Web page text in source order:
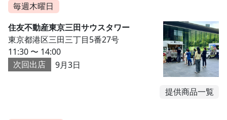
毎週木曜日
住友不動産東京三田サウスタワー
東京都港区三田三丁目5番27号
11:30 〜 14:00
次回出店
9月3日
提供商品一覧